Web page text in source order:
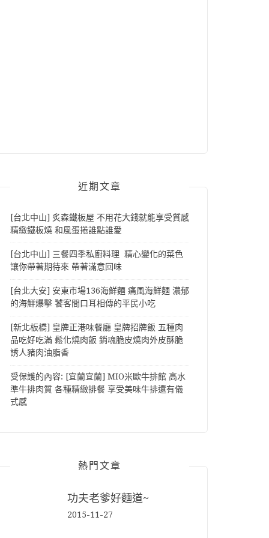
近期文章
[台北中山] 炙森鐵板屋 不用花大錢就能享受質感
精緻鐵板燒 和風蛋捲誰點誰愛
[台北中山] 三餐四季私廚料理 精心變化的菜色
讓你帶著期待來 帶著滿意回味
[台北大安] 安東市場136海鮮麵 痛風海鮮麵 濃郁
的海鮮爆擊 饕客間口耳相傳的平民小吃
[新北板橋] 皇牌正港味餐廳 皇牌招牌飯 五種肉
品吃好吃滿 鬆化燒肉飯 銷魂脆皮燒肉外皮酥脆
誘人豬肉油脂香
受保護的內容: [宜蘭宜蘭] MIO米歐牛排館 高水
準牛排肉質 各種精緻排餐 享受美味牛排還有儀
式感
熱門文章
功夫老爹好麵道~
2015-11-27